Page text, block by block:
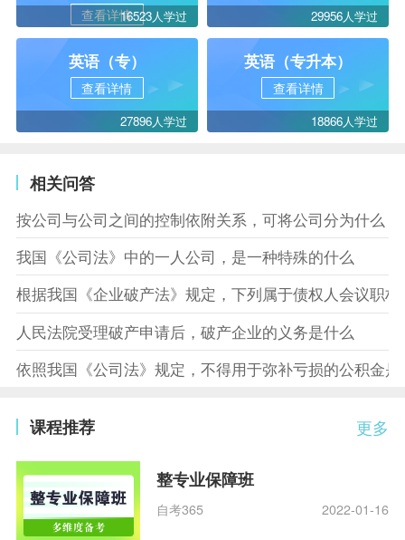
查看详情16523人学过 29956人学过
英语（专）
查看详情
27896人学过
英语（专升本）
查看详情
18866人学过
相关问答
按公司与公司之间的控制依附关系，可将公司分为什么
我国《公司法》中的一人公司，是一种特殊的什么
根据我国《企业破产法》规定，下列属于债权人会议职
人民法院受理破产申请后，破产企业的义务是什么
依照我国《公司法》规定，不得用于弥补亏损的公积金是
更多
课程推荐
整专业保障班
自考365 2022-01-16